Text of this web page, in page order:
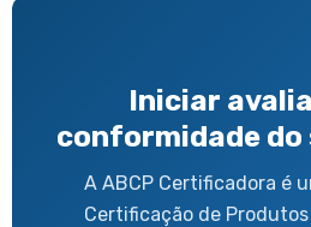
Iniciar
conformidade do
A ABCP Certificadora é
Certificação de